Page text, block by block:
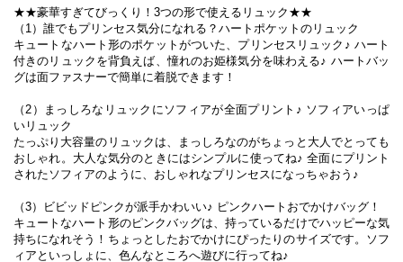
★★豪華すぎてびっくり！3つの形で使えるリュック★★
（1）誰でもプリンセス気分になれる？ハートポケットのリュック
キュートなハート形のポケットがついた、プリンセスリュック♪ ハート
付きのリュックを背負えば、憧れのお姫様気分を味わえる♪ ハートバッ
グは面ファスナーで簡単に着脱できます！
（2）まっしろなリュックにソフィアが全面プリント♪ ソフィアいっぱ
いリュック
たっぷり大容量のリュックは、まっしろなのがちょっと大人でとっても
おしゃれ。大人な気分のときにはシンプルに使ってね♪ 全面にプリント
されたソフィアのように、おしゃれなプリンセスになっちゃおう♪
（3）ビビッドピンクが派手かわいい♪ ピンクハートおでかけバッグ！
キュートなハート形のピンクバッグは、持っているだけでハッピーな気
持ちになれそう！ちょっとしたおでかけにぴったりのサイズです。ソフ
ィアといっしょに、色んなところへ遊びに行ってね♪